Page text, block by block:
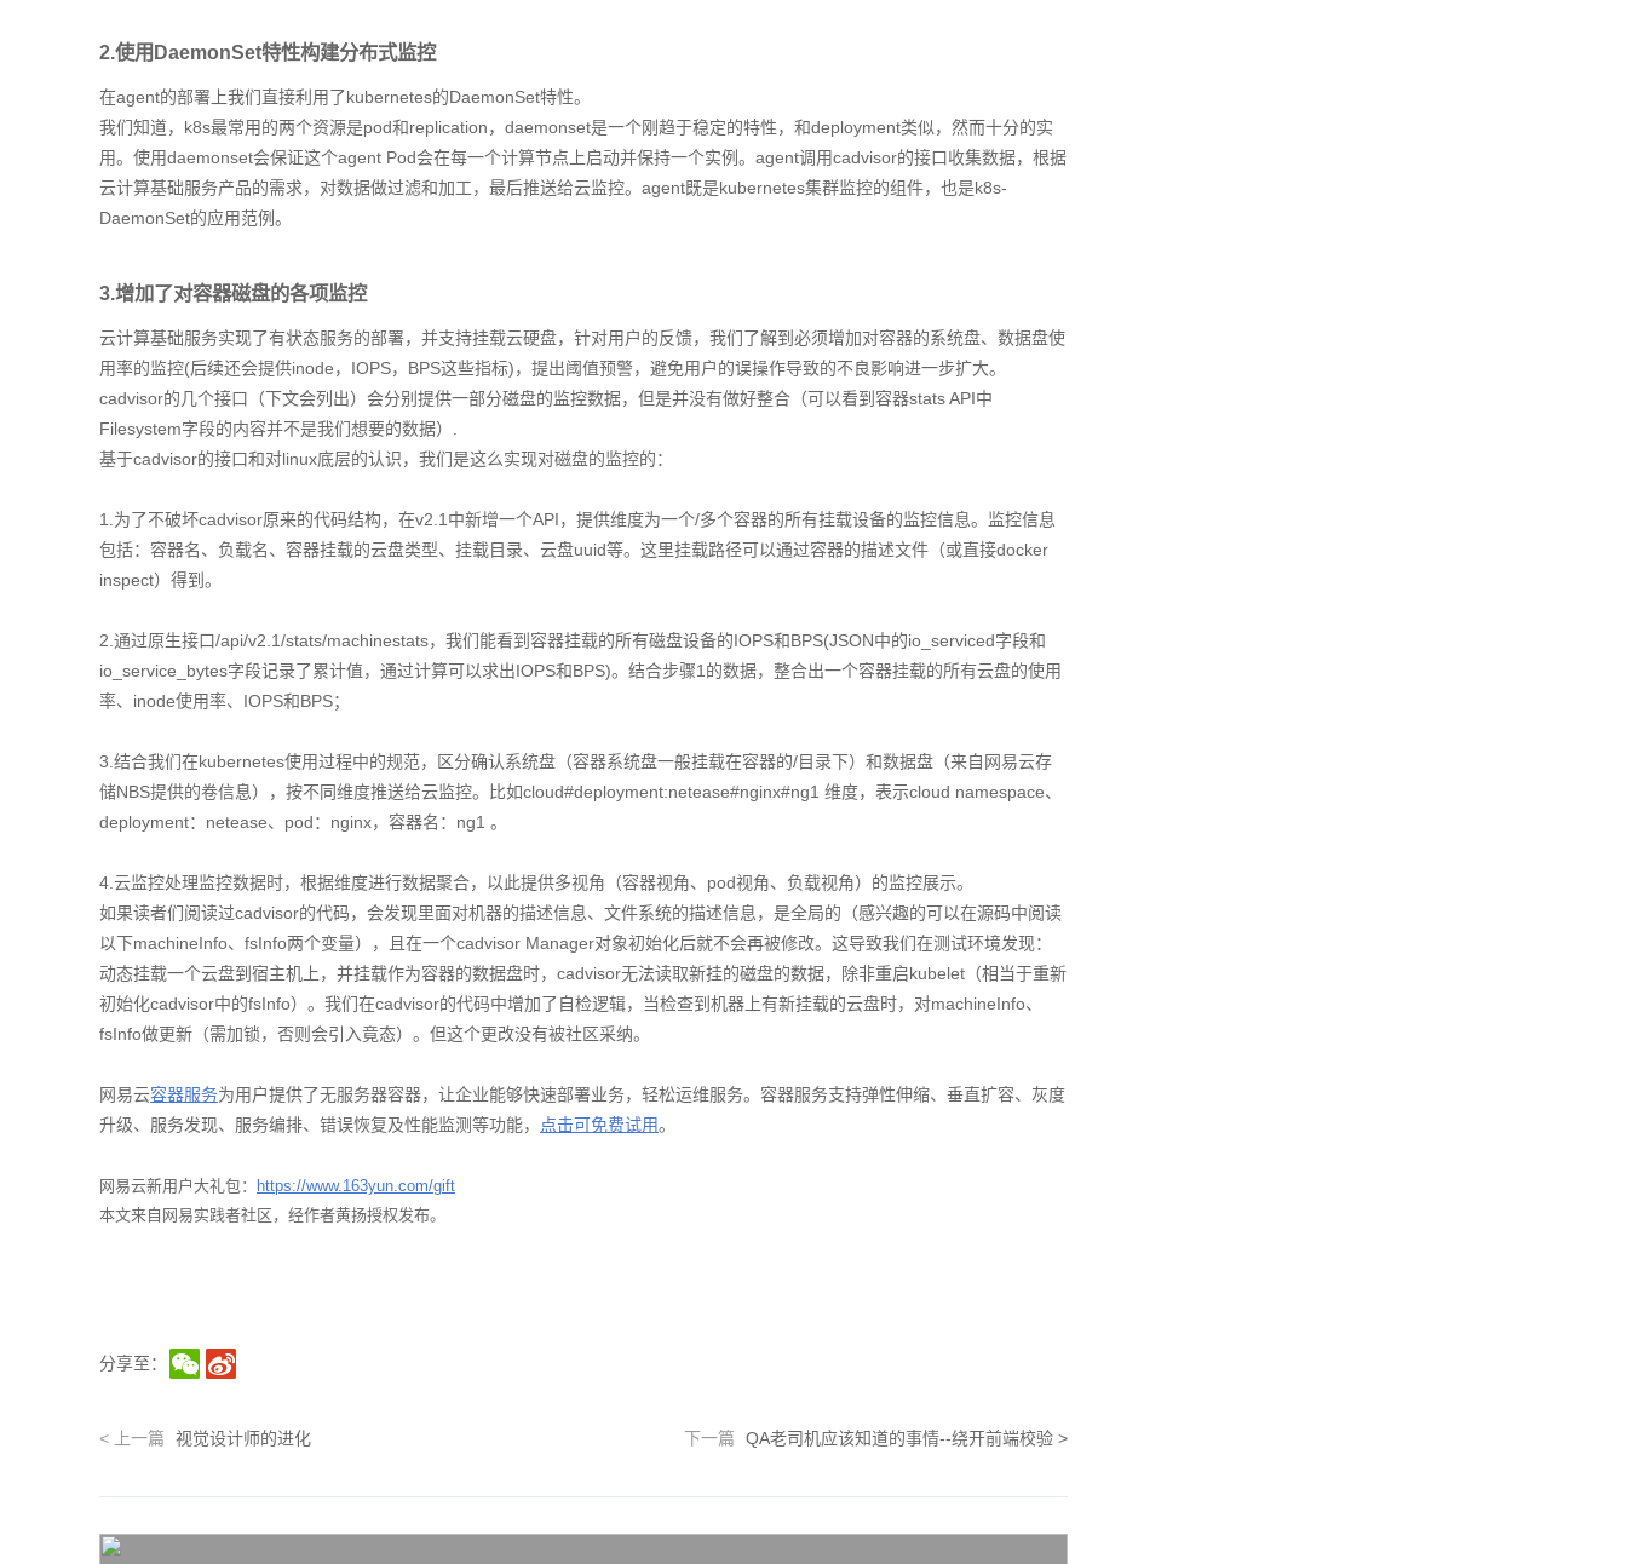
2.使用DaemonSet特性构建分布式监控
在agent的部署上我们直接利用了kubernetes的DaemonSet特性。
我们知道，k8s最常用的两个资源是pod和replication，daemonset是一个刚趋于稳定的特性，和deployment类似，然而十分的实
用。使用daemonset会保证这个agent Pod会在每一个计算节点上启动并保持一个实例。agent调用cadvisor的接口收集数据，根据
云计算基础服务产品的需求，对数据做过滤和加工，最后推送给云监控。agent既是kubernetes集群监控的组件，也是k8s-
DaemonSet的应用范例。
3.增加了对容器磁盘的各项监控
云计算基础服务实现了有状态服务的部署，并支持挂载云硬盘，针对用户的反馈，我们了解到必须增加对容器的系统盘、数据盘使
用率的监控(后续还会提供inode，IOPS，BPS这些指标)，提出阈值预警，避免用户的误操作导致的不良影响进一步扩大。
cadvisor的几个接口（下文会列出）会分别提供一部分磁盘的监控数据，但是并没有做好整合（可以看到容器stats API中
Filesystem字段的内容并不是我们想要的数据）.
基于cadvisor的接口和对linux底层的认识，我们是这么实现对磁盘的监控的：
1.为了不破坏cadvisor原来的代码结构，在v2.1中新增一个API，提供维度为一个/多个容器的所有挂载设备的监控信息。监控信息
包括：容器名、负载名、容器挂载的云盘类型、挂载目录、云盘uuid等。这里挂载路径可以通过容器的描述文件（或直接docker
inspect）得到。
2.通过原生接口/api/v2.1/stats/machinestats，我们能看到容器挂载的所有磁盘设备的IOPS和BPS(JSON中的io_serviced字段和
io_service_bytes字段记录了累计值，通过计算可以求出IOPS和BPS)。结合步骤1的数据，整合出一个容器挂载的所有云盘的使用
率、inode使用率、IOPS和BPS；
3.结合我们在kubernetes使用过程中的规范，区分确认系统盘（容器系统盘一般挂载在容器的/目录下）和数据盘（来自网易云存
储NBS提供的卷信息），按不同维度推送给云监控。比如cloud#deployment:netease#nginx#ng1 维度，表示cloud namespace、
deployment：netease、pod：nginx，容器名：ng1 。
4.云监控处理监控数据时，根据维度进行数据聚合，以此提供多视角（容器视角、pod视角、负载视角）的监控展示。
如果读者们阅读过cadvisor的代码，会发现里面对机器的描述信息、文件系统的描述信息，是全局的（感兴趣的可以在源码中阅读
以下machineInfo、fsInfo两个变量），且在一个cadvisor Manager对象初始化后就不会再被修改。这导致我们在测试环境发现：
动态挂载一个云盘到宿主机上，并挂载作为容器的数据盘时，cadvisor无法读取新挂的磁盘的数据，除非重启kubelet（相当于重新
初始化cadvisor中的fsInfo）。我们在cadvisor的代码中增加了自检逻辑，当检查到机器上有新挂载的云盘时，对machineInfo、
fsInfo做更新（需加锁，否则会引入竟态）。但这个更改没有被社区采纳。
网易云容器服务为用户提供了无服务器容器，让企业能够快速部署业务，轻松运维服务。容器服务支持弹性伸缩、垂直扩容、灰度
升级、服务发现、服务编排、错误恢复及性能监测等功能，
点击可免费试用。
网易云新用户大礼包：
https://www.163yun.com/gift
本文来自网易实践者社区，经作者黄扬授权发布。
分享至：
< 上一篇 视觉设计师的进化 下一篇 QA老司机应该知道的事情--绕开前端校验 >